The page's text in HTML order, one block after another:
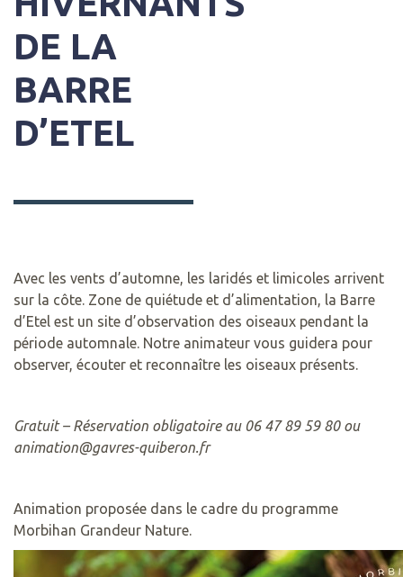
DE LA
BARRE
D’ETEL
Avec les vents d’automne, les laridés et limicoles arrivent
sur la côte. Zone de quiétude et d’alimentation, la Barre
d’Etel est un site d’observation des oiseaux pendant la
période automnale. Notre animateur vous guidera pour
observer, écouter et reconnaître les oiseaux présents.
Gratuit – Réservation obligatoire au 06 47 89 59 80 ou
animation@gavres-quiberon.fr
Animation proposée dans le cadre du programme
Morbihan Grandeur Nature.